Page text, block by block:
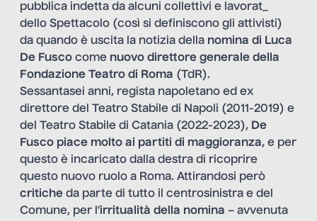
pubblica indetta da alcuni collettivi e lavorat_
dello Spettacolo (così si definiscono gli attivisti)
da quando è uscita la notizia della nomina di Luca
De Fusco come nuovo direttore generale della
Fondazione Teatro di Roma (TdR).
Sessantasei anni, regista napoletano ed ex
direttore del Teatro Stabile di Napoli (2011-2019) e
del Teatro Stabile di Catania (2022-2023), De
Fusco piace molto ai partiti di maggioranza, e per
questo è incaricato dalla destra di ricoprire
questo nuovo ruolo a Roma. Attirandosi però
critiche da parte di tutto il centrosinistra e del
Comune, per l’irritualità della nomina – avvenuta